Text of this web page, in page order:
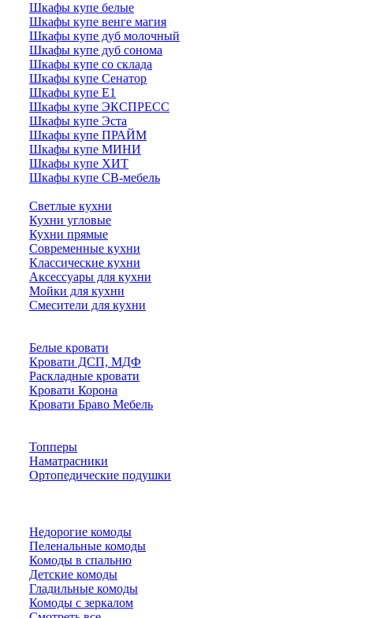
Шкафы купе белые
Шкафы купе венге магия
Шкафы купе дуб молочный
Шкафы купе дуб сонома
Шкафы купе со склада
Шкафы купе Сенатор
Шкафы купе Е1
Шкафы купе ЭКСПРЕСС
Шкафы купе Эста
Шкафы купе ПРАЙМ
Шкафы купе МИНИ
Шкафы купе ХИТ
Шкафы купе СВ-мебель
Светлые кухни
Кухни угловые
Кухни прямые
Современные кухни
Классические кухни
Аксессуары для кухни
Мойки для кухни
Смесители для кухни
Белые кровати
Кровати ДСП, МДФ
Раскладные кровати
Кровати Корона
Кровати Браво Мебель
Топперы
Наматрасники
Ортопедические подушки
Недорогие комоды
Пеленальные комоды
Комоды в спальню
Детские комоды
Гладильные комоды
Комоды с зеркалом